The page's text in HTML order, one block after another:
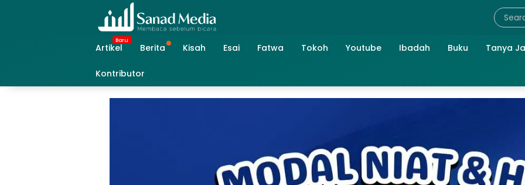
Artikel
Berita Kisah Esai Fatwa Tokoh Youtube Ibadah Buku Tanya
Kontributor